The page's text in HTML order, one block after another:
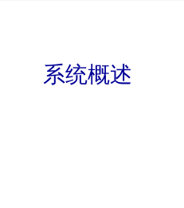
系统概述